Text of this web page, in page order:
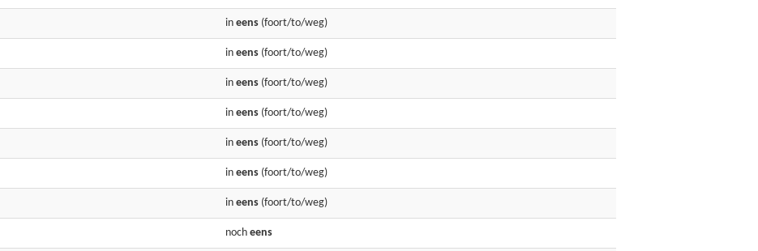
in eens (foort/to/weg)
in eens (foort/to/weg)
in eens (foort/to/weg)
in eens (foort/to/weg)
in eens (foort/to/weg)
in eens (foort/to/weg)
in eens (foort/to/weg)
noch eens